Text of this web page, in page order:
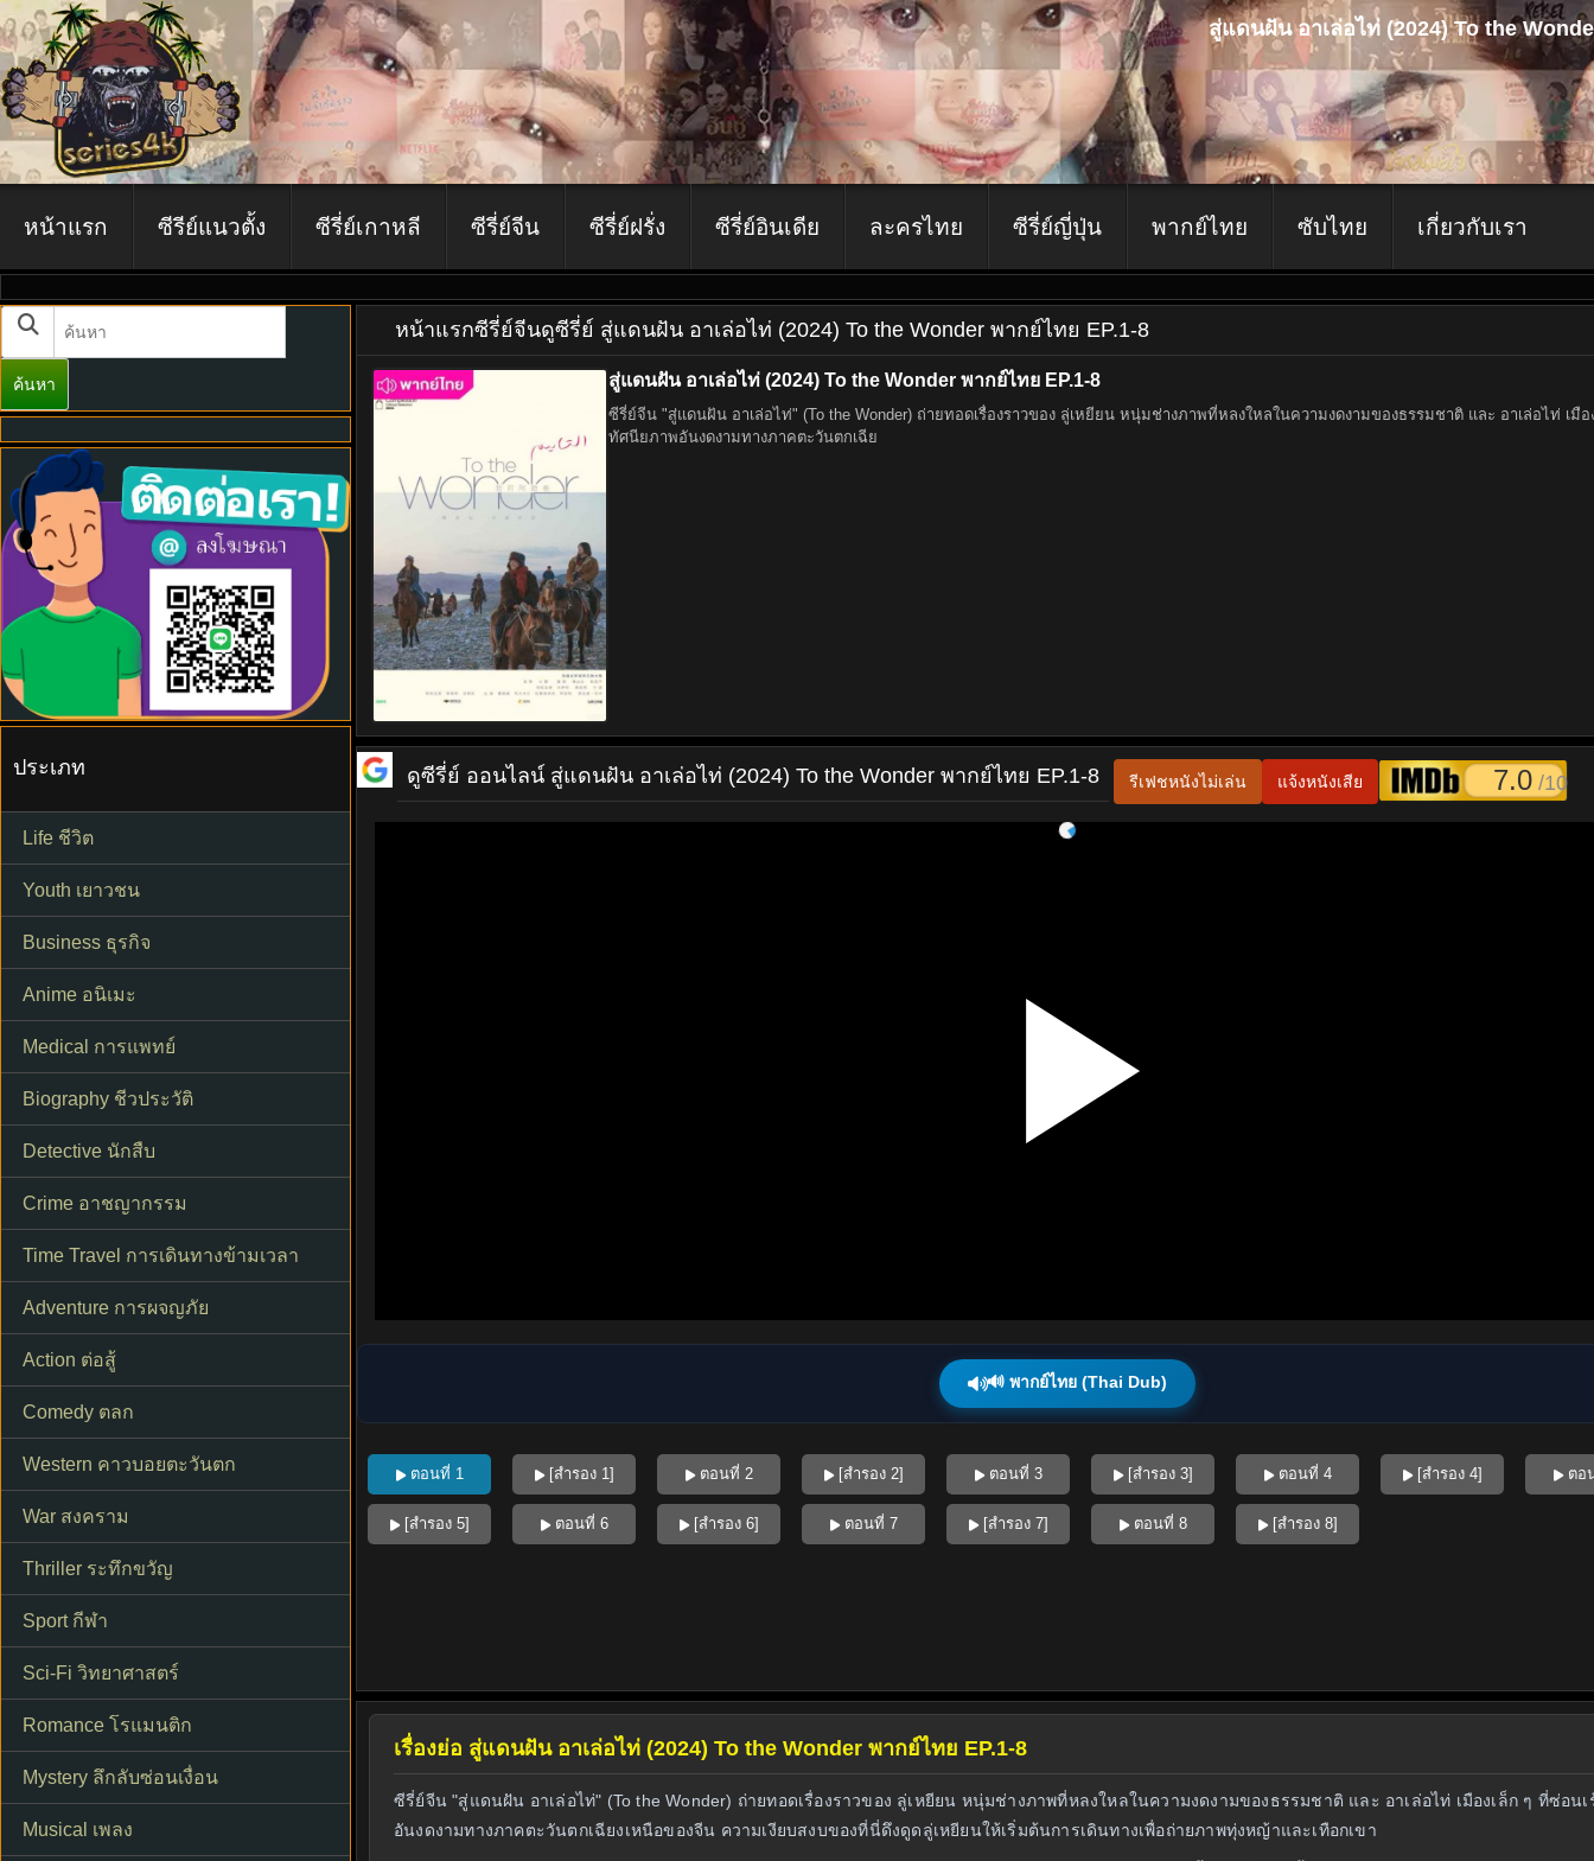
สู่แดนฝัน อาเล่อไท่ (2024) To the
หน้าแรก ซีรีย์แนวตั้ง ซีรี่ย์เกาหลี ซีรี่ย์จีน ซีรี่ย์ฝรั่ง ซีรี่ย์อินเดีย ละครไทย ซีรี่ย์ญี่ปุ่น พากย์ไทย ซับไทย เกี่ยวกับเรา
ค้นหา
ประเภท
Life ชีวิต
Youth เยาวชน
Business ธุรกิจ
Anime อนิเมะ
Medical การแพทย์
Biography ชีวประวัติ
Detective นักสืบ
Crime อาชญากรรม
Time Travel การเดินทางข้ามเวลา
Adventure การผจญภัย
Action ต่อสู้
Comedy ตลก
Western คาวบอยตะวันตก
War สงคราม
Thriller ระทึกขวัญ
Sport กีฬา
Sci-Fi วิทยาศาสตร์
Romance โรแมนติก
Mystery ลึกลับซ่อนเงื่อน
Musical เพลง
หน้าแรกซีรี่ย์จีนดูซีรี่ย์ สู่แดนฝัน อาเล่อไท่ (2024) To the Wonder พากย์ไทย EP.1-8
สู่แดนฝัน อาเล่อไท่ (2024) To the Wonder พากย์ไทย EP.1-8
ซีรี่ย์จีน "สู่แดนฝัน อาเล่อไท่" (To the Wonder) ถ่ายทอดเรื่องราวของ ลู่เหยียน หนุ่มช่างภาพที่หลงใหลในความงดงามของธรรมชาติ และ อาเล่อไท่ เมือ
ทัศนียภาพอันงดงามทางภาคตะวันตกเฉีย
ดูซีรี่ย์ ออนไลน์ สู่แดนฝัน อาเล่อไท่ (2024) To the Wonder พากย์ไทย EP.1-8 รีเฟชหนังไม่เล่น แจ้งหนังเสีย 7.0 /10
🔊 พากย์ไทย (Thai Dub)
ตอนที่ 1 [สำรอง 1] ตอนที่ 2 [สำรอง 2] ตอนที่ 3 [สำรอง 3] ตอนที่ 4 [สำรอง 4] ตอ
[สำรอง 5] ตอนที่ 6 [สำรอง 6] ตอนที่ 7 [สำรอง 7] ตอนที่ 8 [สำรอง 8]
เรื่องย่อ สู่แดนฝัน อาเล่อไท่ (2024) To the Wonder พากย์ไทย EP.1-8
ซีรี่ย์จีน "สู่แดนฝัน อาเล่อไท่" (To the Wonder) ถ่ายทอดเรื่องราวของ ลู่เหยียน หนุ่มช่างภาพที่หลงใหลในความงดงามของธรรมชาติ และ อาเล่อไท่ เมืองเล็ก ๆ ที่ซ่อน
อันงดงามทางภาคตะวันตกเฉียงเหนือของจีน ความเงียบสงบของที่นี่ดึงดูดลู่เหยียนให้เริ่มต้นการเดินทางเพื่อถ่ายภาพทุ่งหญ้าและเทือกเขา